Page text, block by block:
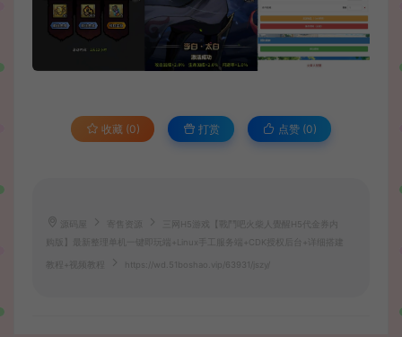
收藏 (0) 打赏 点赞 (0)
寄售资源
三网H5游戏【戰鬥吧火柴人覺醒H5代金券内
购版】最新整理单机一键即玩端+Linux手工服务端+CDK授权后台+详细搭建
教程+视频教程 https://wd.51boshao.vip/63931/jszy/